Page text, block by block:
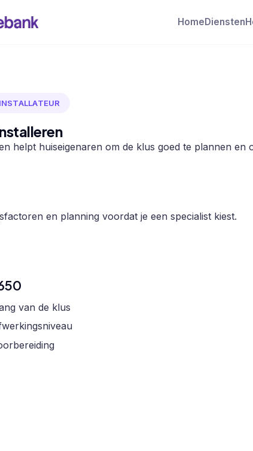
Home Diensten
helpt huiseigenaren om de klus goed te plannen en
en planning voordat je een specialist kiest.
van de klus